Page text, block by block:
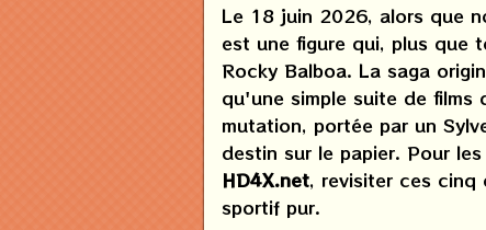
Le 18 juin 2026, alors que
est une figure qui, plus que
Rocky Balboa. La saga
qu'une simple suite de films
mutation, portée par un
destin sur le papier. Pour
HD4X.net, revisiter ces cinq
sportif pur.